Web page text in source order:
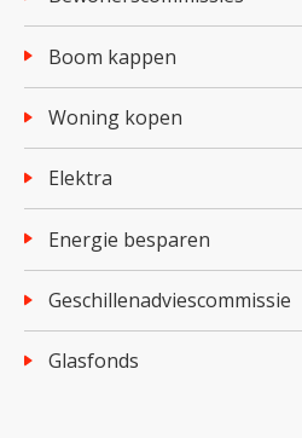
boom kappen
woning kopen
elektra
energie besparen
Geschillenadviescommissie
glasfonds